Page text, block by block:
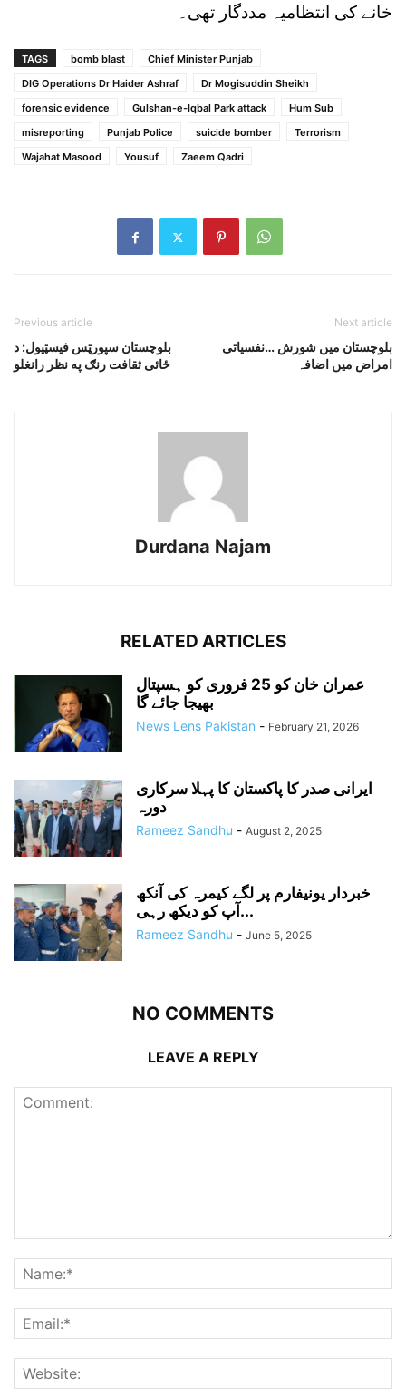
خانے کی انتظامیہ مددگار تھی۔
TAGS bomb blast
Chief Minister Punjab
DIG Operations Dr Haider Ashraf
Dr Mogisuddin Sheikh
forensic evidence
Gulshan-e-Iqbal Park attack
Hum Sub
misreporting
Punjab Police suicide bomber
Terrorism
Wajahat Masood
Yousuf Zaeem Qadri
Previous article
بلوچستان سپورټس فيسټيول: د
ځائى ثقافت رنګ په نظر رانغلو
Next article
بلوچستان میں شورش …نفسیاتی
امراض میں اضافہ
Durdana Najam
RELATED ARTICLES
عمران خان کو 25 فروری کو ہسپتال
بھیجا جائے گا
News Lens Pakistan - February 21, 2026
ایرانی صدر کا پاکستان کا پہلا سرکاری
دورہ
Rameez Sandhu - August 2, 2025
خبردار یونیفارم پر لگے کیمرہ کی آنکھ
آپ کو دیکھ رہی...
Rameez Sandhu - June 5, 2025
NO COMMENTS
LEAVE A REPLY